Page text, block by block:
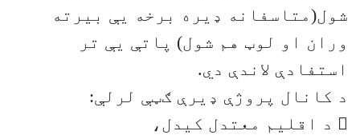
شول(متاسفانه ډیره برخه یې بیرته
وران او لوټ هم شول) پاتې یې تر
استفادې لاندې دي.
د کانال پروژې ډیرې ګټې لرلې:
 د اقلیم معتدل کیدل،